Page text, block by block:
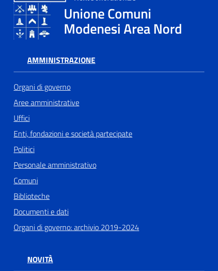
Tutti
gli
Seguici
su
Unione Comuni
Modenesi Area Nord
AMMINISTRAZIONE
Organi di governo
Aree amministrative
Uffici
Enti, fondazioni e società partecipate
Politici
Personale amministrativo
Comuni
Biblioteche
Documenti e dati
Organi di governo: archivio 2019-2024
NOVITÀ